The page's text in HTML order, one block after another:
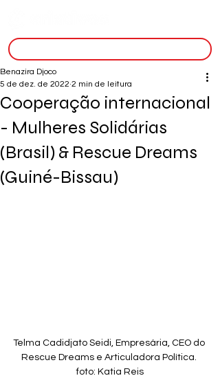
Cooperação internacional
- Mulheres Solidárias
(Brasil) & Rescue Dreams
(Guiné-Bissau)
Benazira Djoco
5 de dez. de 2022 2 min de leitura
Telma Cadidjato Seidi, Empresária, CEO do
Rescue Dreams e Articuladora Política.
foto: Katia Reis